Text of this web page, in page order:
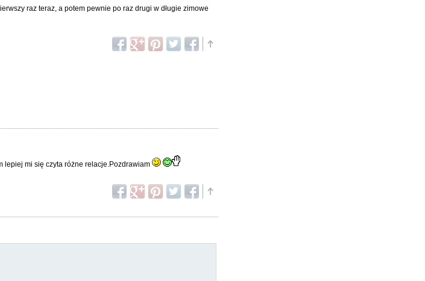
raz teraz, a potem pewnie po raz drugi w długie zimowe
lepiej mi się czyta różne relacje.Pozdrawiam